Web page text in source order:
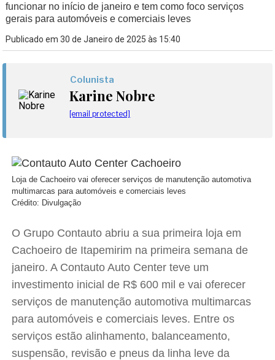
funcionar no início de janeiro e tem como foco serviços
gerais para automóveis e comerciais leves
Publicado em 30 de Janeiro de 2025 às 15:40
Colunista
Karine Nobre
[email protected]
Loja de Cachoeiro vai oferecer serviços de manutenção automotiva
multimarcas para automóveis e comerciais leves
Crédito: Divulgação
O Grupo Contauto abriu a sua primeira loja em
Cachoeiro de Itapemirim na primeira semana de
janeiro. A Contauto Auto Center teve um
investimento inicial de R$ 600 mil e vai oferecer
serviços de manutenção automotiva multimarcas
para automóveis e comerciais leves. Entre os
serviços estão alinhamento, balanceamento,
suspensão, revisão e pneus da linha leve da